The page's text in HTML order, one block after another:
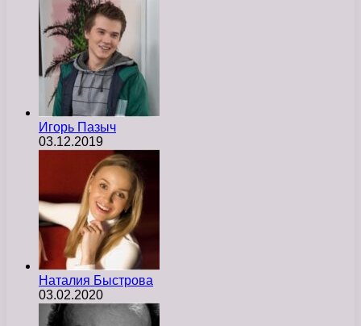
Игорь Пазыч
03.12.2019
Наталия Быстрова
03.02.2020